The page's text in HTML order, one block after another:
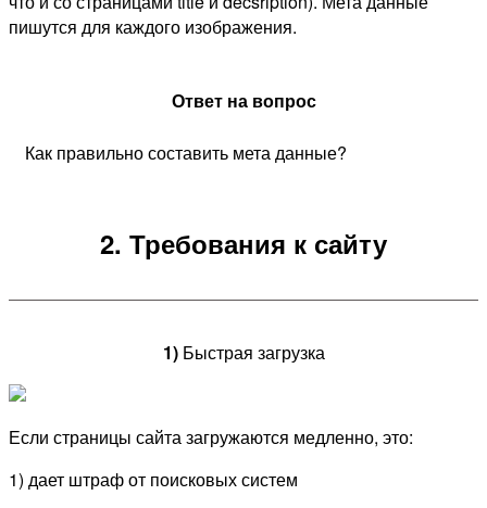
пишутся для каждого изображения.
Ответ на вопрос
Как правильно составить мета данные?
2. Требования к сайту
1) Быстрая загрузка
Если страницы сайта загружаются медленно, это:
1) дает штраф от поисковых систем